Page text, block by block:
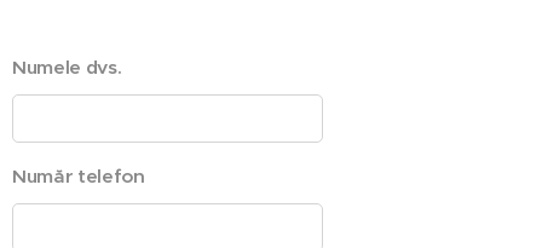
Numele dvs.
Număr telefon